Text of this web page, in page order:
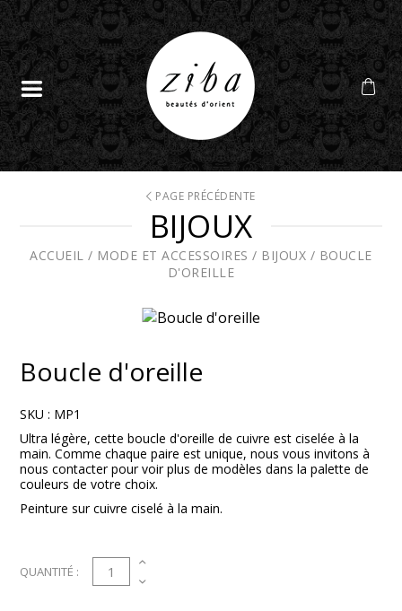
PAGE PRÉCÉDENTE
BIJOUX
ACCUEIL / MODE ET ACCESSOIRES / BIJOUX / BOUCLE
D'OREILLE
Boucle d'oreille
SKU : MP1
Ultra légère, cette boucle d'oreille de cuivre est ciselée à la
main. Comme chaque paire est unique, nous vous invitons à
nous contacter pour voir plus de modèles dans la palette de
couleurs de votre choix.
Peinture sur cuivre ciselé à la main.
QUANTITÉ : 1